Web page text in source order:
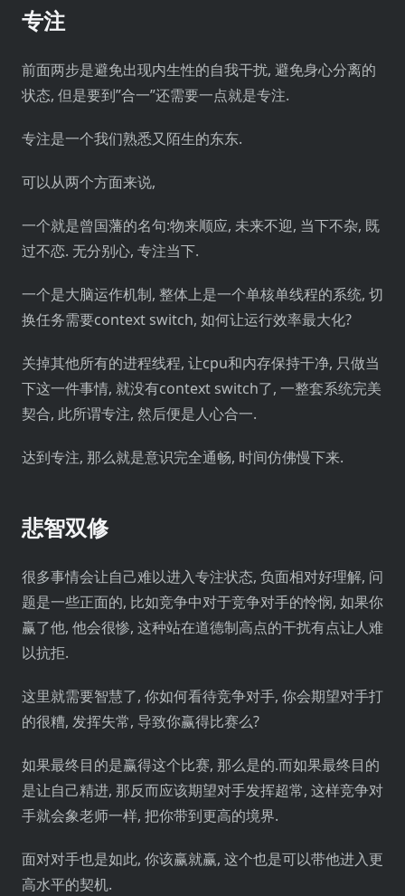
专注
前面两步是避免出现内生性的自我干扰, 避免身心分离的
状态, 但是要到”合一”还需要一点就是专注.
专注是一个我们熟悉又陌生的东东.
可以从两个方面来说,
一个就是曾国藩的名句:物来顺应, 未来不迎, 当下不杂, 既
过不恋. 无分别心, 专注当下.
一个是大脑运作机制, 整体上是一个单核单线程的系统, 切
换任务需要context switch, 如何让运行效率最大化?
关掉其他所有的进程线程, 让cpu和内存保持干净, 只做当
下这一件事情, 就没有context switch了, 一整套系统完美
契合, 此所谓专注, 然后便是人心合一.
达到专注, 那么就是意识完全通畅, 时间仿佛慢下来.
悲智双修
很多事情会让自己难以进入专注状态, 负面相对好理解, 问
题是一些正面的, 比如竞争中对于竞争对手的怜悯, 如果你
赢了他, 他会很惨, 这种站在道德制高点的干扰有点让人难
以抗拒.
这里就需要智慧了, 你如何看待竞争对手, 你会期望对手打
的很糟, 发挥失常, 导致你赢得比赛么?
如果最终目的是赢得这个比赛, 那么是的.而如果最终目的
是让自己精进, 那反而应该期望对手发挥超常, 这样竞争对
手就会象老师一样, 把你带到更高的境界.
面对对手也是如此, 你该赢就赢, 这个也是可以带他进入更
高水平的契机.